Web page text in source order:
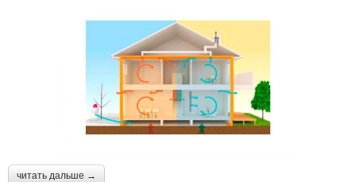
читать дальше →